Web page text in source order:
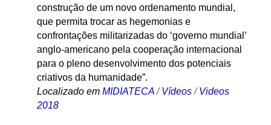
construção de um novo ordenamento mundial,
que permita trocar as hegemonias e
confrontações militarizadas do ‘governo mundial’
anglo-americano pela cooperação internacional
para o pleno desenvolvimento dos potenciais
criativos da humanidade”.
Localizado em MIDIATECA /Vídeos /Videos
2018